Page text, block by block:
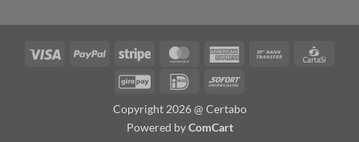
Visa PayPal Stripe MasterCardAmerican
Bank
GiroPay IDeal Sofort
Copyright 2026 @ Certabo
Powered byComCart